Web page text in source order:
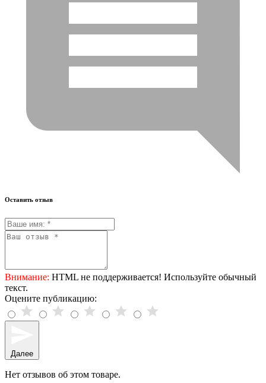
Оставить отзыв
Внимание: HTML не поддерживается! Используйте обычный
текст.
Оцените публикацию:
Далее
Нет отзывов об этом товаре.